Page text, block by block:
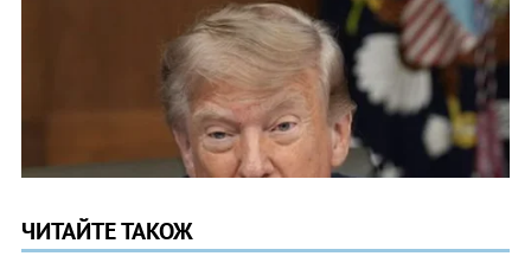
ЧИТАЙТЕ ТАКОЖ